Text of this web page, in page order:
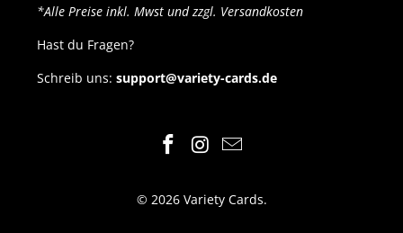
*Alle Preise inkl. Mwst und zzgl. Versandkosten
Hast du Fragen?
Schreib uns: support@variety-cards.de
© 2026 Variety Cards.